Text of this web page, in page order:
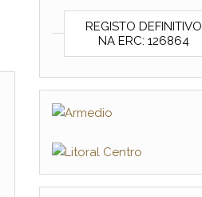
REGISTO DEFINITIVO
NA ERC: 126864